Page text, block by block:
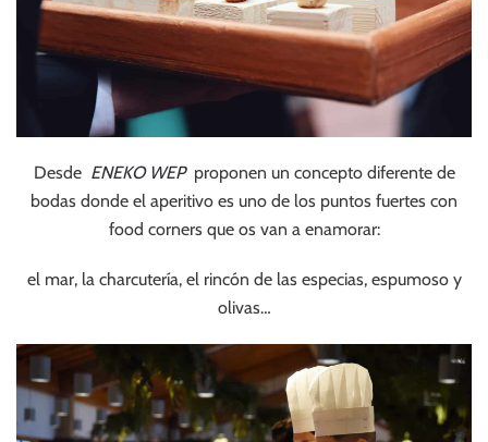
Desde ENEKO WEP proponen un concepto diferente de
bodas donde el aperitivo es uno de los puntos fuertes con
food corners que os van a enamorar:
el mar, la charcutería, el rincón de las especias, espumoso y
olivas…